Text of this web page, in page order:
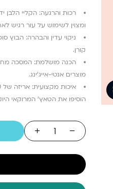
רכות והרגעה: הקליי הלבן
ומצוין לשימוש על עור רגיש
ניקוי עדין והבהרה: הבוץ
קורן.
הכנה מושלמת: המסכה
מוצרים אנטי-אייג’ינג.
איכות מקצועית: אריזה של 500 גרם לשימוש יומיומי חסכוני ואפקטיבי בקליניקה.
הוסיפו את הטאץ’ המרוקאי